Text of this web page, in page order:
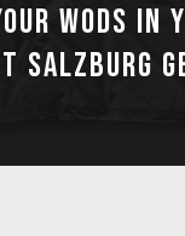
WODs in
Salzburg